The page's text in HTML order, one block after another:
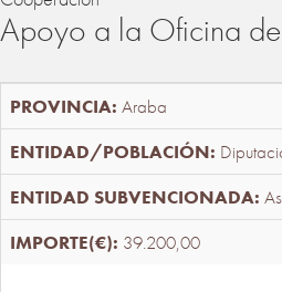
Apoyo a la Oficina de
Araba
39.200,00